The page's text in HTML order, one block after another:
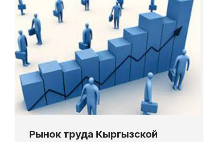
Рынок труда Кыргызской